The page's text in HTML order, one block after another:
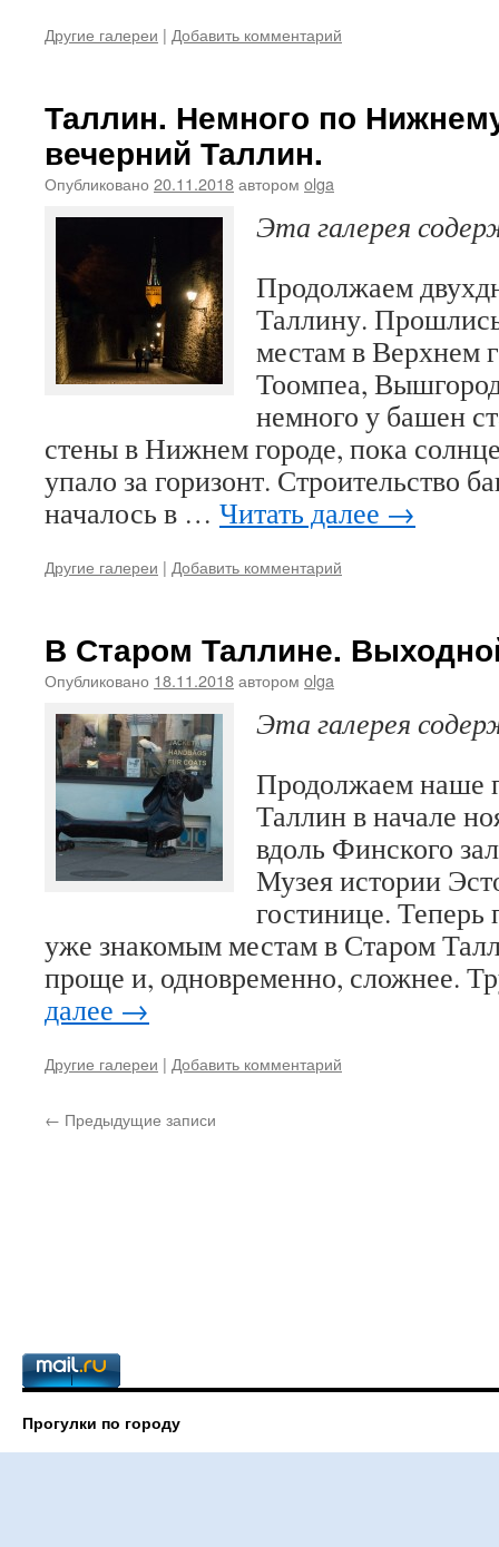
Другие галереи | Добавить комментарий
Таллин. Немного по
вечерний Таллин.
Опубликовано 20.11.2018автором olga
Эта галерея
Продолжаем
Таллину.
местам в Верхнем
Тоомпеа,
немного у башен
стены в Нижнем городе, пока
упало за горизонт. Строительство
началось в … Читать далее →
Другие галереи | Добавить комментарий
В Старом Таллине.
Опубликовано 18.11.2018автором olga
Эта галерея
Продолжаем наше
Таллин в начале
вдоль Финского
Музея истории
гостинице. Теперь
уже знакомым местам в Старом
проще и, одновременно, сложнее.
далее →
Другие галереи | Добавить комментарий
← Предыдущие записи
Прогулки по городу